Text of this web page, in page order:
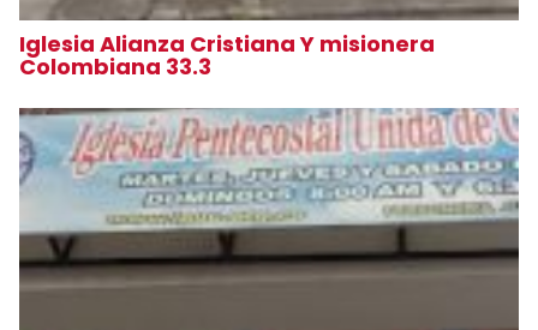
Iglesia Alianza Cristiana Y misionera
Colombiana 33.3